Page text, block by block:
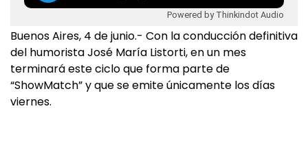
Powered by Thinkindot Audio
Buenos Aires, 4 de junio.- Con la conducción definitiva
del humorista José María Listorti, en un mes
terminará este ciclo que forma parte de
“ShowMatch” y que se emite únicamente los días
viernes.